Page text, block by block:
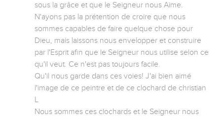
sous la grâce et que le Seigneur nous Aime.
N'ayons pas la prétention de croire que nous
sommes capables de faire quelque chose pour
Dieu, mais laissons nous envelopper et construire
par l'Esprit afin que le Seigneur nous utilise selon ce
qu'il veut. Ce n'est pas toujours facile.
Qu'il nous garde dans ces voies! J'ai bien aimé
l'image de ce peintre et de ce clochard de christian
L
Nous sommes ces clochards et le Seigneur nous